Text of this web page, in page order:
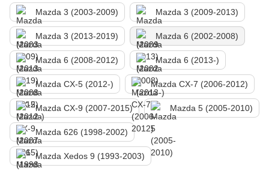
Mazda 3 (2003-2009) Mazda 3 (2009-2013)
Mazda 3 (2013-2019) Mazda 6 (2002-2008)
Mazda 6 (2008-2012) Mazda 6 (2013-)
Mazda CX-5 (2012-) Mazda CX-7 (2006-2012)
Mazda CX-9 (2007-2015) Mazda 5 (2005-2010)
Mazda 626 (1998-2002)
Mazda Xedos 9 (1993-2003)